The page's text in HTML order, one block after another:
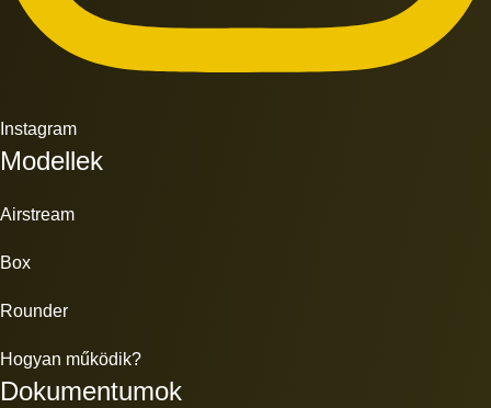
Instagram
Modellek
Airstream
Box
Rounder
Hogyan működik?
Dokumentumok